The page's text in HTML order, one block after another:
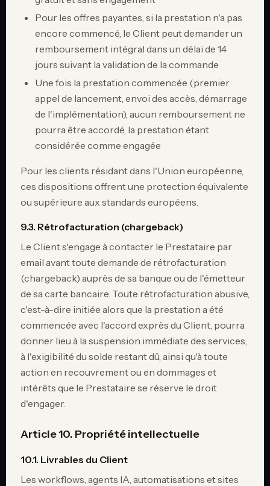
Pour les offres payantes, si la prestation n'a pas
encore commencé, le Client peut demander un
remboursement intégral dans un délai de 14
jours suivant la validation de la commande
Une fois la prestation commencée (premier
appel de lancement, envoi des accès, démarrage
de l'implémentation), aucun remboursement ne
pourra être accordé, la prestation étant
considérée comme engagée
Pour les clients résidant dans l'Union européenne,
ces dispositions offrent une protection équivalente
ou supérieure aux standards européens.
9.3. Rétrofacturation (chargeback)
Le Client s'engage à contacter le Prestataire par
email avant toute demande de rétrofacturation
(chargeback) auprès de sa banque ou de l'émetteur
de sa carte bancaire. Toute rétrofacturation abusive,
c'est-à-dire initiée alors que la prestation a été
commencée avec l'accord exprès du Client, pourra
donner lieu à la suspension immédiate des services,
à l'exigibilité du solde restant dû, ainsi qu'à toute
action en recouvrement ou en dommages et
intérêts que le Prestataire se réserve le droit
d'engager.
Article 10. Propriété intellectuelle
10.1. Livrables du Client
Les workflows, agents IA, automatisations et sites